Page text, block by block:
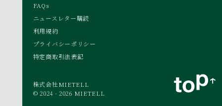
FAQs
ニュースレター購読
利用規約
プライバシーポリシー
特定商取引法表記
株式会社MIETELL
© 2024 - 2026 MIETELL